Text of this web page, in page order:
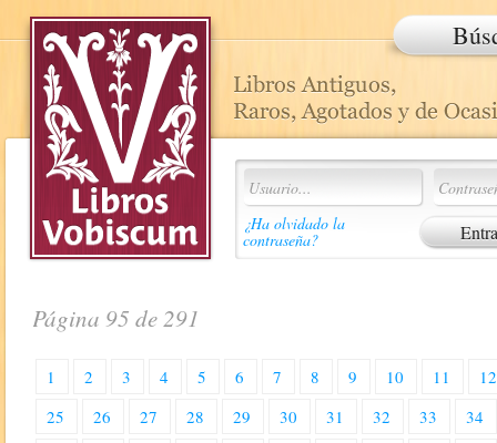
¿Ha olvidado la
contraseña?
Página 95 de 291
1 2 3 4 5 6 7 8 9 10 11
12
25
26 27 28 29 30 31 32 33
34